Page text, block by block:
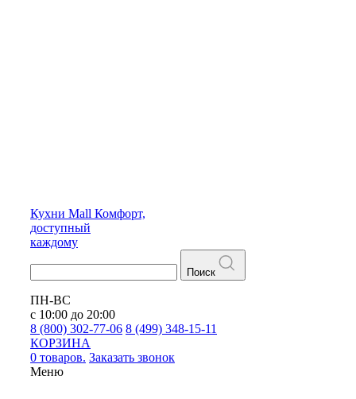
Кухни Mall Комфорт,
доступный
каждому
Поиск
ПН-ВС
с 10:00 до 20:00
8 (800) 302-77-06 8 (499) 348-15-11
КОРЗИНА
0 товаров. Заказать звонок
Меню